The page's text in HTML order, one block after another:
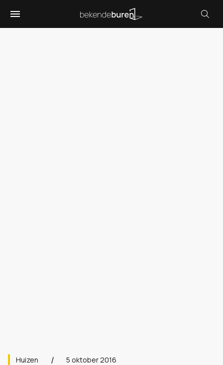
Huizen 5 oktober 2016